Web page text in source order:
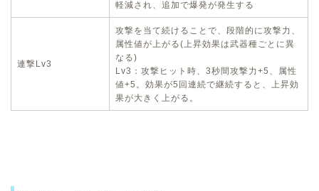
軽減され、追加で爆発が発生する
連撃Lv3
攻撃を当て続けることで、段階的に攻撃力、
属性値が上がる(上昇効果は武器種ごとに異
なる)
Lv3：攻撃ヒット時、3秒間攻撃力+5、属性
値+5。効果が5回連続で継続すると、上昇効
果が大きく上がる。